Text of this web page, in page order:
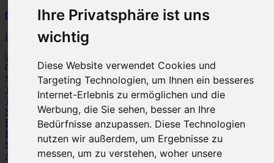
Ihre Privatsphäre ist uns
wichtig
Diese Website verwendet Cookies und
Targeting Technologien, um Ihnen ein besseres
Internet-Erlebnis zu ermöglichen und die
Werbung, die Sie sehen, besser an Ihre
Bedürfnisse anzupassen. Diese Technologien
nutzen wir außerdem, um Ergebnisse zu
messen, um zu verstehen, woher unsere
07131
28 50 20
info@merkur-werbemittel.de
0
Spezialist für Werbeartikel und Textile Werbung
Textilien
T-Shirts
Polo-ShirtsSweatshirts /
SweatjackenFleeceBodywarmer/WestenJackenHemden und
Blusen
Pullover / StrickjackenHosen
Kleinkinder-Bekleidung
Sportbekleidung
ArbeitskleidungKrawatten und Tücher